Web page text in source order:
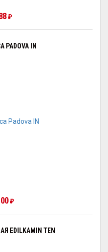
₽
PADOVA IN
₽
EDILKAMIN TEN